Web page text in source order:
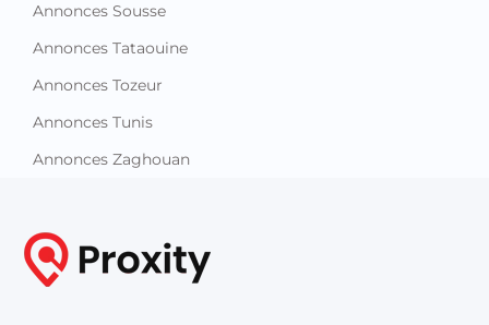
Annonces Sousse
Annonces Tataouine
Annonces Tozeur
Annonces Tunis
Annonces Zaghouan